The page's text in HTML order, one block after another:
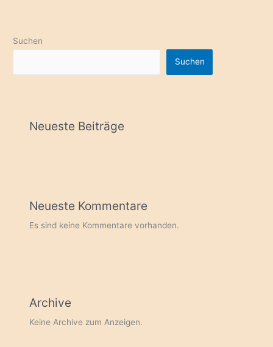
Suchen
Suchen
Neueste Beiträge
Neueste Kommentare
Es sind keine Kommentare vorhanden.
Archive
Keine Archive zum Anzeigen.